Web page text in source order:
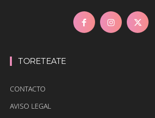
TORETEATE
CONTACTO
AVISO LEGAL